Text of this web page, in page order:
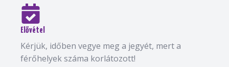
Elővétel
Kérjük, időben vegye meg a jegyét, mert a
férőhelyek száma korlátozott!